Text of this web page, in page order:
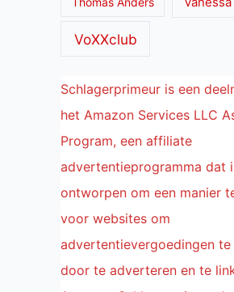
VoXXclub
Schlagerprimeur is een
het Amazon Services LLC
Program, een affiliate
advertentieprogramma dat
ontworpen om een manier
voor websites om
advertentievergoedingen te
door te adverteren en te